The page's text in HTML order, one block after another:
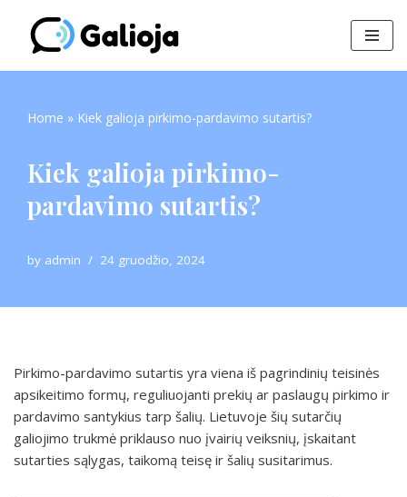
Skip
to
Home » Kiek galioja pirkimo-pardavimo sutartis?
Kiek galioja pirkimo-
pardavimo sutartis?
by admin 24 gruodžio, 2024
Pirkimo-pardavimo sutartis yra viena iš pagrindinių teisinės
apsikeitimo formų, reguliuojanti prekių ar paslaugų pirkimo ir
pardavimo santykius tarp šalių. Lietuvoje šių sutarčių
galiojimo trukmė priklauso nuo įvairių veiksnių, įskaitant
sutarties sąlygas, taikomą teisę ir šalių susitarimus.